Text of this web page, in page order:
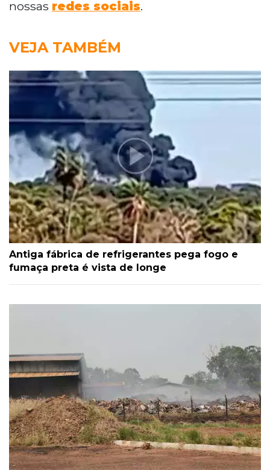
nossas redes sociais.
VEJA TAMBÉM
Antiga fábrica de refrigerantes pega fogo e
fumaça preta é vista de longe